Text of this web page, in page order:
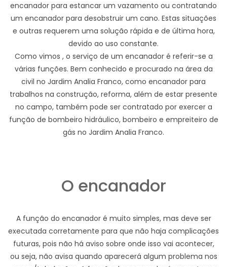
encanador para estancar um vazamento ou contratando
um encanador para desobstruir um cano. Estas situações
e outras requerem uma solução rápida e de última hora,
devido ao uso constante.
Como vimos , o serviço de um encanador é referir-se a
várias funções. Bem conhecido e procurado na área da
civil no Jardim Analia Franco, como encanador para
trabalhos na construção, reforma, além de estar presente
no campo, também pode ser contratado por exercer a
função de bombeiro hidráulico, bombeiro e empreiteiro de
gás no Jardim Analia Franco.
O encanador
A função do encanador é muito simples, mas deve ser
executada corretamente para que não haja complicações
futuras, pois não há aviso sobre onde isso vai acontecer,
ou seja, não avisa quando aparecerá algum problema nos